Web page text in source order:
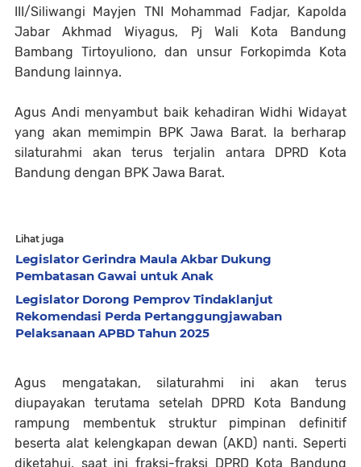
III/Siliwangi Mayjen TNI Mohammad Fadjar, Kapolda
Jabar Akhmad Wiyagus, Pj Wali Kota Bandung
Bambang Tirtoyuliono, dan unsur Forkopimda Kota
Bandung lainnya.
Agus Andi menyambut baik kehadiran Widhi Widayat
yang akan memimpin BPK Jawa Barat. Ia berharap
silaturahmi akan terus terjalin antara DPRD Kota
Bandung dengan BPK Jawa Barat.
Lihat juga
Legislator Gerindra Maula Akbar Dukung
Pembatasan Gawai untuk Anak
Legislator Dorong Pemprov Tindaklanjut
Rekomendasi Perda Pertanggungjawaban
Pelaksanaan APBD Tahun 2025
Agus mengatakan, silaturahmi ini akan terus
diupayakan terutama setelah DPRD Kota Bandung
rampung membentuk struktur pimpinan definitif
beserta alat kelengkapan dewan (AKD) nanti. Seperti
diketahui, saat ini fraksi-fraksi DPRD Kota Bandung